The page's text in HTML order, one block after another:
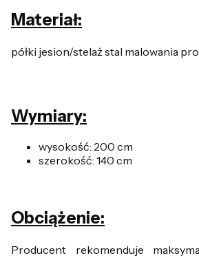
Materiał:
półki jesion/stelaż stal malowania
Wymiary:
wysokość: 200 cm
szerokość: 140 cm
Obciążenie:
Producent rekomenduje